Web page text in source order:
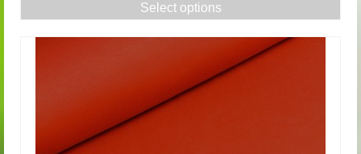
Select options